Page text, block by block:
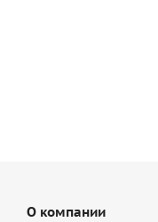
О компании